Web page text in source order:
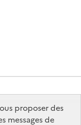
proposer des
messages de